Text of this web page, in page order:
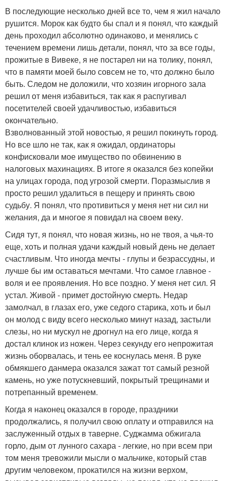
В последующие несколько дней все то, чем я жил начало
рушится. Морок как будто бы спал и я понял, что каждый
день проходил абсолютно одинаково, и менялись с
течением времени лишь детали, понял, что за все годы,
прожитые в Вивеке, я не постарел ни на толику, понял,
что в памяти моей было совсем не то, что должно было
быть. Следом не доложили, что хозяин игорного зала
решил от меня избавиться, так как я распугивал
посетителей своей удачливостью, избавиться
окончательно.
Взволнованный этой новостью, я решил покинуть город.
Но все шло не так, как я ожидал, ординаторы
конфисковали мое имущество по обвинению в
налоговых махинациях. В итоге я оказался без копейки
на улицах города, под угрозой смерти. Поразмыслив я
просто решил удалиться в пещеру и принять свою
судьбу. Я понял, что противиться у меня нет ни сил ни
желания, да и многое я повидал на своем веку.
Сидя тут, я понял, что новая жизнь, но не твоя, а чья-то
еще, хоть и полная удачи каждый новый день не делает
счастливым. Что иногда мечты - глупы и безрассудны, и
лучше бы им оставаться мечтами. Что самое главное -
воля и ее проявления. Но все поздно. У меня нет сил. Я
устал. Живой - примет достойную смерть. Недар
замолчал, в глазах его, уже седого старика, хоть и был
он молод с виду всего несколько минут назад, застыли
слезы, но ни мускул не дрогнул на его лице, когда я
достал клинок из ножен. Через секунду его непрожитая
жизнь оборвалась, и тень ее коснулась меня. В руке
обмякшего данмера оказался зажат тот самый резной
камень, но уже потускневший, покрытый трещинами и
потрепанный временем.
Когда я наконец оказался в городе, праздники
продолжались, я получил свою оплату и отправился на
заслуженный отдых в таверне. Суджамма обжигала
горло, дым от лунного сахара - легкие, но при всем при
том меня тревожили мысли о мальчике, который став
другим человеком, прокатился на жизни верхом,